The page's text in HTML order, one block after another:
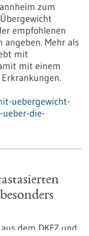
zum
empfohlenen
angeben. Mehr als
mit
mit einem
uebergewicht-
die-
dem DKFZ und